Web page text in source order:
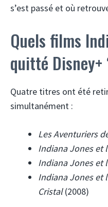
s’est passé et où
Quels films
quitté Disney+
Quatre titres ont été
simultanément :
Les Aventuriers
Indiana Jones et
Indiana Jones et
Indiana Jones et
Cristal(2008)